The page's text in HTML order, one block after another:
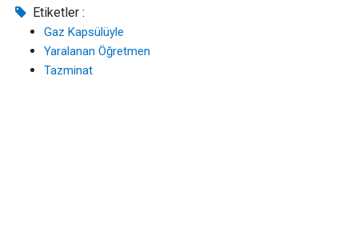
Etiketler :
Gaz Kapsülüyle
Yaralanan Öğretmen
Tazminat